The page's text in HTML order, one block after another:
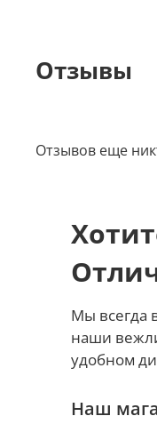
Отзывы
Отзывов еще
Мы всегда
наши
удобном
Наш